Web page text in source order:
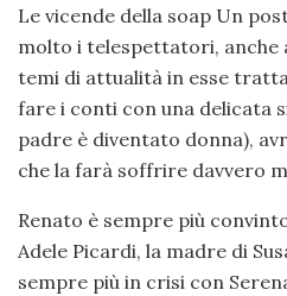
Le vicende della soap Un
molto i telespettatori, anche
temi di attualità in esse
fare i conti con una delicata
padre è diventato donna),
che la farà soffrire davvero
Renato è sempre più
Adele Picardi, la madre di
sempre più in crisi con